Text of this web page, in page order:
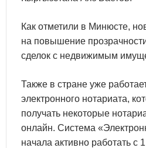
Как отметили в Минюсте,
на повышение
сделок с недвижимым
Также в стране уже
электронного нотариата,
получать некоторые
онлайн. Система
начала активно работать с